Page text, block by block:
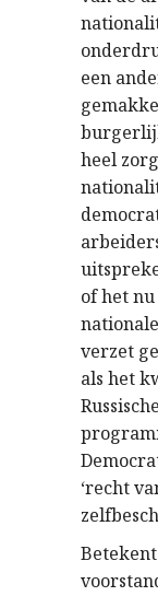
een
heel
of het
verzet
als het
‘recht